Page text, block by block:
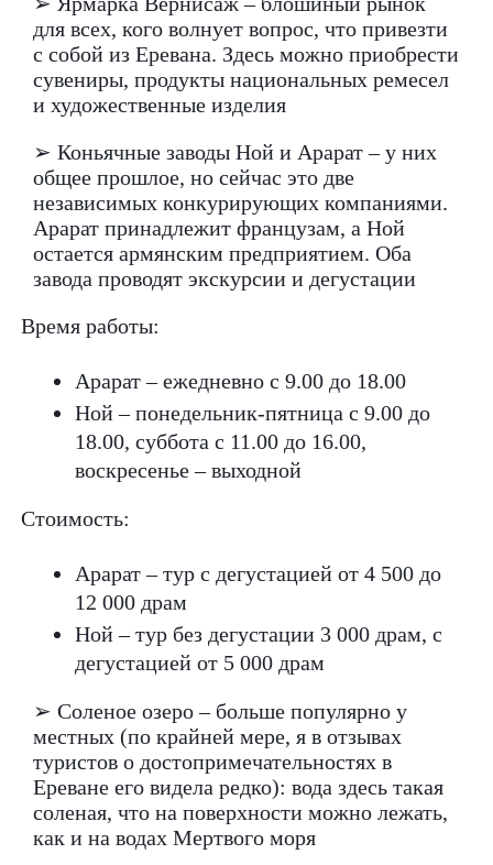
для всех, кого волнует вопрос, что привезти
с собой из Еревана. Здесь можно приобрести
сувениры, продукты национальных ремесел
и художественные изделия
➢ Коньячные заводы Ной и Арарат – у них
общее прошлое, но сейчас это две
независимых конкурирующих компаниями.
Арарат принадлежит французам, а Ной
остается армянским предприятием. Оба
завода проводят экскурсии и дегустации
Время работы:
Арарат – ежедневно с 9.00 до 18.00
Ной – понедельник-пятница с 9.00 до
18.00, суббота с 11.00 до 16.00,
воскресенье – выходной
Стоимость:
Арарат – тур с дегустацией от 4 500 до
12 000 драм
Ной – тур без дегустации 3 000 драм, с
дегустацией от 5 000 драм
➢ Соленое озеро – больше популярно у
местных (по крайней мере, я в отзывах
туристов о достопримечательностях в
Ереване его видела редко): вода здесь такая
соленая, что на поверхности можно лежать,
как и на водах Мертвого моря